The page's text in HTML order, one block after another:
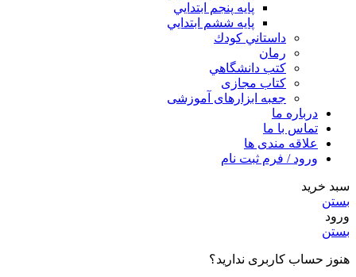
پايه پنجم ابتدايي
پايه ششم ابتدايي
داستاني كودك
رمان
كتب دانشگاهي
کتاب مجازی
جعبه ابزارهای آموزشی
درباره ما
تماس با ما
علاقه مندی ها
ورود / فرم ثبت نام
سبد خرید
بستن
ورود
بستن
هنوز حساب کاربری ندارید؟